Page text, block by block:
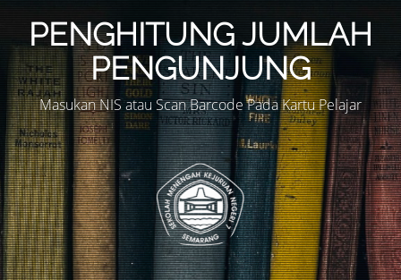
PENGHITUNG JUMLAH
PENGUNJUNG
Masukan NIS atau Scan Barcode Pada Kartu Pelajar